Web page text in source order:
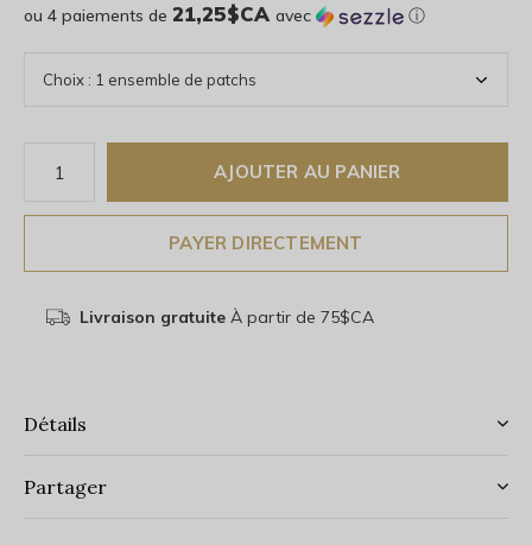
ou 4 paiements de 21,25$CA avec ⓘ
AJOUTER AU PANIER
PAYER DIRECTEMENT
Livraison gratuiteÀ partir de 75$CA
Détails
Partager